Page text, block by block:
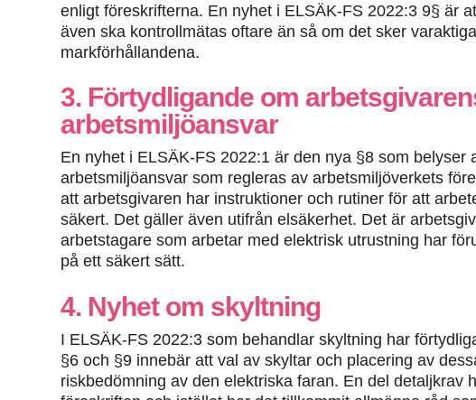
enligt föreskrifterna. En nyhet i ELSÄK-FS 2022:3 9§ är
även ska kontrollmätas oftare än så om det sker
markförhållandena.
3. Förtydligande om
arbetsmiljöansvar
En nyhet i ELSÄK-FS 2022:1 är den nya §8 som belyser
arbetsmiljöansvar som regleras av arbetsmiljöverkets
att arbetsgivaren har instruktioner och rutiner för att
säkert. Det gäller även utifrån elsäkerhet. Det är
arbetstagare som arbetar med elektrisk utrustning har
på ett säkert sätt.
4. Nyhet om skyltning
I ELSÄK-FS 2022:3 som behandlar skyltning har
§6 och §9 innebär att val av skyltar och placering av
riskbedömning av den elektriska faran. En del detaljkrav